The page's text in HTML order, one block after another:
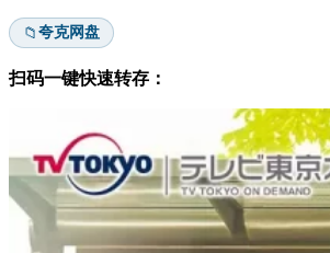
📁夸克网盘
扫码一键快速转存：